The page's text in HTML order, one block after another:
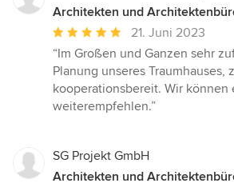
Architekten und
Durchschnittliche
Bewertung:
5
von
5
21. Juni 2023
“Im Großen und Ganzen sehr
Planung unseres Traumhauses,
kooperationsbereit. Wir können
weiterempfehlen.”
SG Projekt GmbH
Architekten und